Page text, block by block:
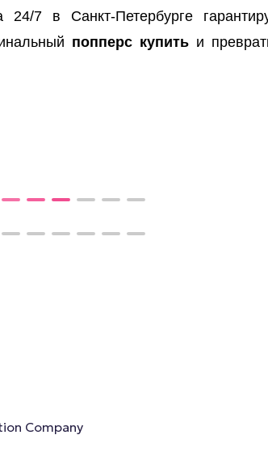
7 в Санкт-Петербурге
попперс купитьи
Company